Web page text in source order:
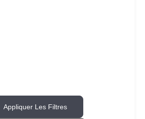
Appliquer Les Filtres